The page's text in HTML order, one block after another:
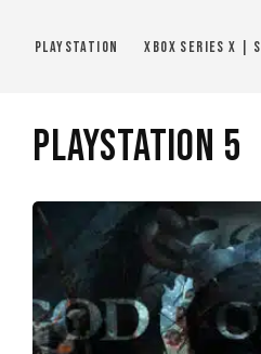
PlayStation Xbox Series X | S
PlayStation 5